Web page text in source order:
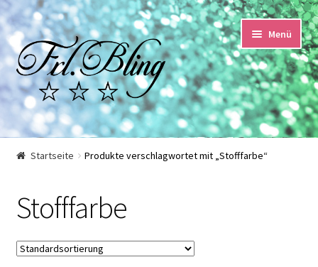
Zur
Navigation
springen
Springe
zum
Inhalt
Menü
Start
Datenschutzerklärung
Echtheit von Bewertungen
Startseite Produkte verschlagwortet mit „Stofffarbe“
Stofffarbe